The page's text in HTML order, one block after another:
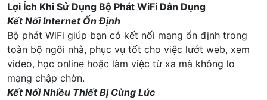
Lợi Ích Khi Sử Dụng Bộ Phát WiFi Dân Dụng
Kết Nối Internet Ổn Định
Bộ phát WiFi giúp bạn có kết nối mạng ổn định trong
toàn bộ ngôi nhà, phục vụ tốt cho việc lướt web, xem
video, học online hoặc làm việc từ xa mà không lo
mạng chập chờn.
Kết Nối Nhiều Thiết Bị Cùng Lúc